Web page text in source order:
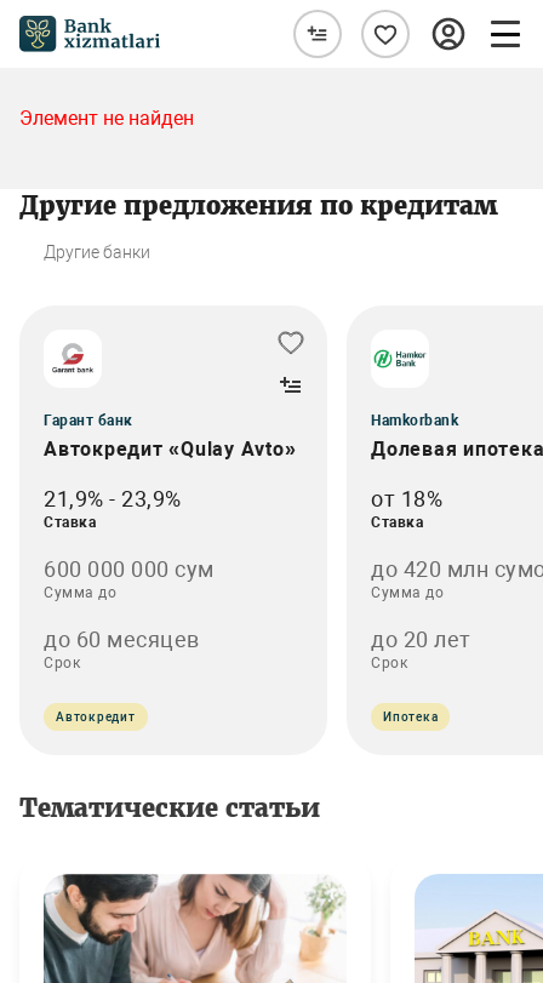
Элемент не найден
Другие предложения по кредитам
Другие банки
Гарант банк
Автокредит «Qulay Avto»
21,9% - 23,9%
Ставка
600 000 000 сум
Сумма до
до 60 месяцев
Срок
Автокредит
Hamkorbank
Долевая
от 18%
Ставка
до 420 млн
Сумма до
до 20 лет
Срок
Ипотека
Тематические статьи